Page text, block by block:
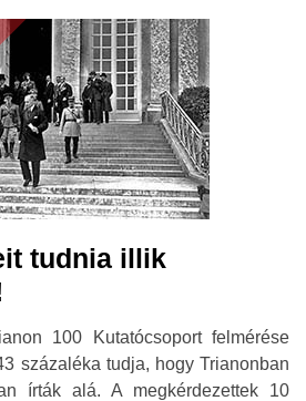
tudnia illik
100 Kutatócsoport felmérése
százaléka tudja, hogy Trianonban
írták alá. A megkérdezettek 10